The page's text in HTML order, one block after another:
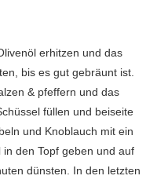
bis es gut gebräunt ist.
& pfeffern und das
füllen und beiseite
und Knoblauch mit ein
den Topf geben und auf
dünsten. In den letzten